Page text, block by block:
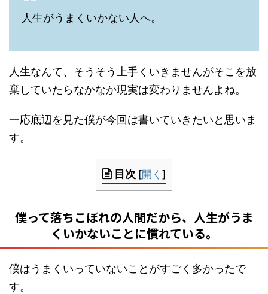
人生がうまくいかない人へ。
人生なんて、そうそう上手くいきませんがそこを放
棄していたらなかなか現実は変わりませんよね。
一応底辺を見た僕が今回は書いていきたいと思いま
す。
目次 [開く ]
僕って落ちこぼれの人間だから、人生がうま
くいかないことに慣れている。
僕はうまくいっていないことがすごく多かったで
す。